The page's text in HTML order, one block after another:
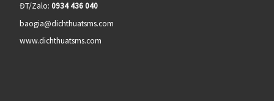
ĐT/Zalo: 0934 436 040
baogia@dichthuatsms.com
www.dichthuatsms.com